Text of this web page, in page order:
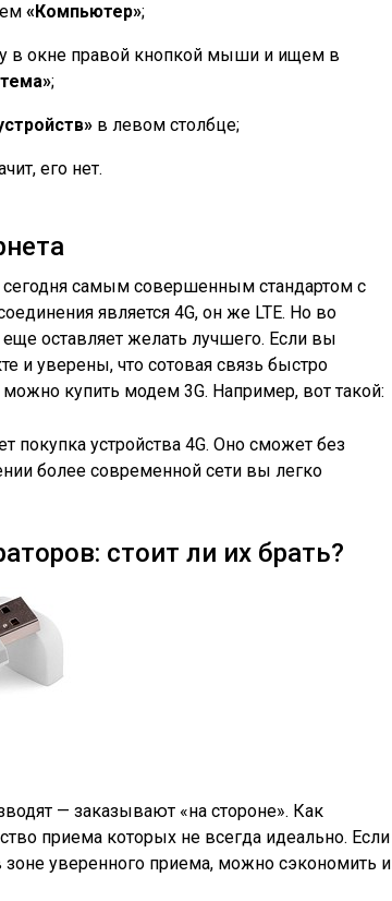
«Компьютер»;
в окне правой кнопкой мыши и ищем в
;
в левом столбце;
его нет.
самым совершенным стандартом с
является 4G, он же LTE. Но во
оставляет желать лучшего. Если вы
и уверены, что сотовая связь быстро
купить модем 3G. Например, вот такой:
устройства 4G. Оно сможет без
более современной сети вы легко
стоит ли их брать?
— заказывают «на стороне». Как
приема которых не всегда идеально. Если
уверенного приема, можно сэкономить и